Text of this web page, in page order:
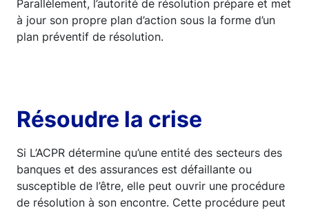
Parallèlement, l’autorité de résolution prépare et met
à jour son propre plan d’action sous la forme d’un
plan préventif de résolution.
Résoudre la crise
Si L’ACPR détermine qu’une entité des secteurs des
banques et des assurances est défaillante ou
susceptible de l’être, elle peut ouvrir une procédure
de résolution à son encontre. Cette procédure peut